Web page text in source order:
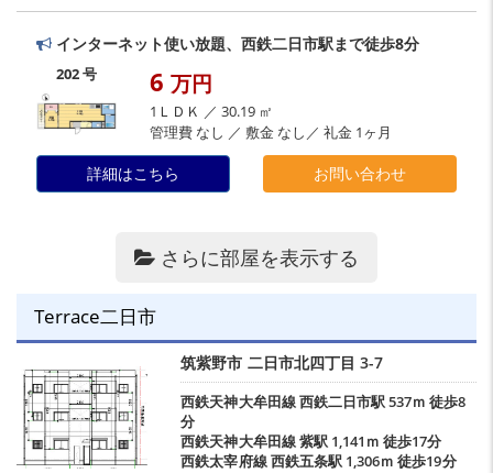
インターネット使い放題、西鉄二日市駅まで徒歩8分
202 号 6 万円
1ＬＤＫ ／ 30.19 ㎡
管理費 なし ／ 敷金 なし／ 礼金 1ヶ月
詳細はこちら お問い合わせ
さらに部屋を表示する
Terrace二日市
筑紫野市 二日市北四丁目 3-7
西鉄天神大牟田線西鉄二日市駅537ｍ 徒歩8
分
西鉄天神大牟田線紫駅1,141ｍ 徒歩17分
西鉄太宰府線西鉄五条駅1,306ｍ 徒歩19分